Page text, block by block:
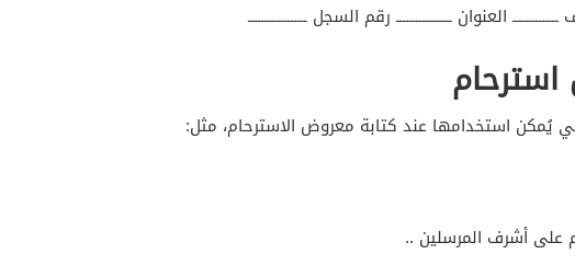
العنوان ـــــــــــــــــ رقم السجل ــــــــــــــــــ
يُمكن استخدامها عند كتابة معروض الاسترحام، مثل:
على أشرف المرسلين ..